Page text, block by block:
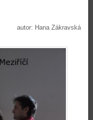
autor: Hana Zákravská